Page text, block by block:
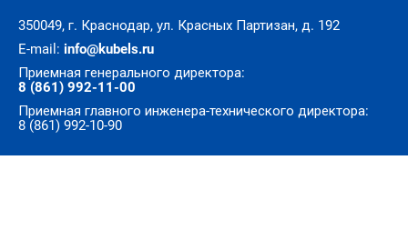
350049, г. Краснодар, ул. Красных Партизан, д. 192
E-mail: info@kubels.ru
Приемная генерального директора:
8 (861) 992-11-00
Приемная главного инженера-технического директора:
8 (861) 992-10-90